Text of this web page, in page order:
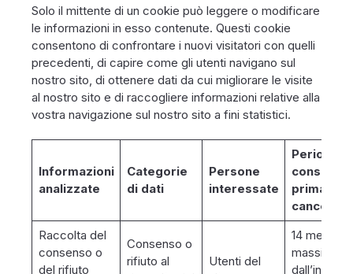
Solo il mittente di un cookie può leggere o modificare
le informazioni in esso contenute. Questi cookie
consentono di confrontare i nuovi visitatori con quelli
precedenti, di capire come gli utenti navigano sul
nostro sito, di ottenere dati da cui migliorare le visite
al nostro sito e di raccogliere informazioni relative alla
vostra navigazione sul nostro sito a fini statistici.
Informazioni
analizzate
Categorie
di dati
Persone
interessate
Periodo di
prima
Raccolta del
consenso o
del rifiuto
Consenso o
rifiuto al
Utenti del
14 mesi al
massimo